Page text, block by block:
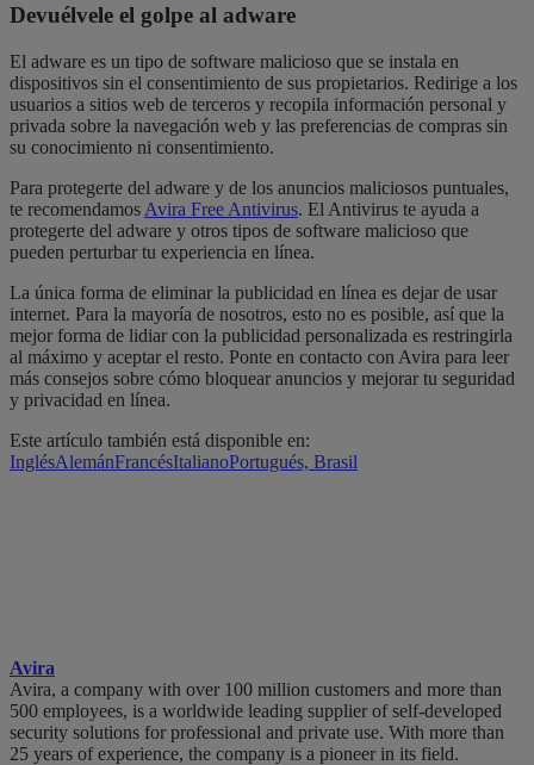
Devuélvele el golpe al adware
El adware es un tipo de software malicioso que se instala en
dispositivos sin el consentimiento de sus propietarios. Redirige a los
usuarios a sitios web de terceros y recopila información personal y
privada sobre la navegación web y las preferencias de compras sin
su conocimiento ni consentimiento.
Para protegerte del adware y de los anuncios maliciosos puntuales,
te recomendamos Avira Free Antivirus. El Antivirus te ayuda a
protegerte del adware y otros tipos de software malicioso que
pueden perturbar tu experiencia en línea.
La única forma de eliminar la publicidad en línea es dejar de usar
internet. Para la mayoría de nosotros, esto no es posible, así que la
mejor forma de lidiar con la publicidad personalizada es restringirla
al máximo y aceptar el resto. Ponte en contacto con Avira para leer
más consejos sobre cómo bloquear anuncios y mejorar tu seguridad
y privacidad en línea.
Este artículo también está disponible en:
InglésAlemánFrancésItalianoPortugués, Brasil
Avira
Avira, a company with over 100 million customers and more than
500 employees, is a worldwide leading supplier of self-developed
security solutions for professional and private use. With more than
25 years of experience, the company is a pioneer in its field.